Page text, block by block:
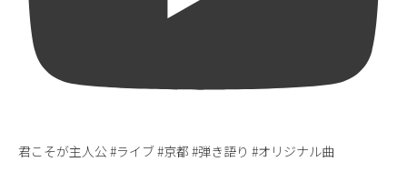
君こそが主人公 #ライブ #京都 #弾き語り #オリジナル曲